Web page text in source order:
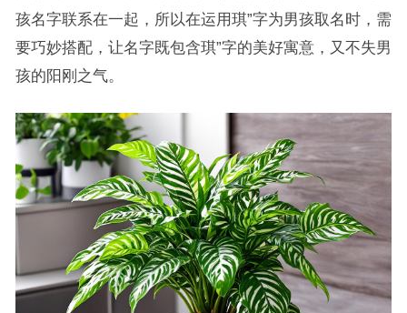
孩名字联系在一起，所以在运用琪”字为男孩取名时，需
要巧妙搭配，让名字既包含琪”字的美好寓意，又不失男
孩的阳刚之气。